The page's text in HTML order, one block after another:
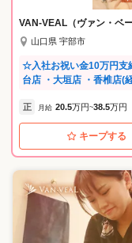
VAN-VEAL（ヴァン・ベー
山口県 宇部市
☆入社お祝い金10万円
台店 ・大垣店 ・香椎店(経験者の
リアアップ、評価を受け
ません。 あくまで会社
業務内容に応じた研修
得も応援できます。 ⌒⌒⌒⌒⌒⌒⌒⌒⌒⌒ 長く、いつまでも安心して働
ます。 長くやってきた
籍。 産休後の復帰は過
作りに力を入れてきた成果です。 女性が主役であり
フも多く活躍中🔶* ⌒⌒⌒⌒⌒⌒⌒⌒⌒⌒ 当社エステティシャンは60%
以上が中途入社。 経験は
正 月給 20.5万円~38.5万円
キープする